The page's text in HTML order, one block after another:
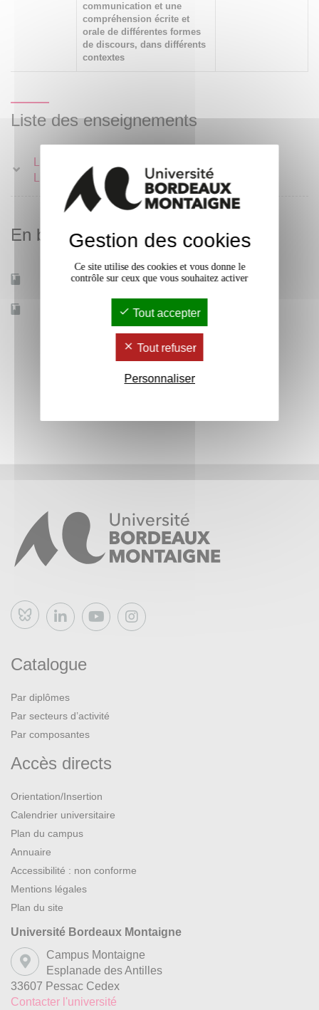
communication et une
compréhension écrite et
orale de différentes formes
de discours, dans différents
contextes
Liste des enseignements
Langue orale :
Laboratoire et oral
En bref
Mobilité d'études Oui
Accessible à distance Non
Bluesky
Catalogue
Par diplômes
Par secteurs d’activité
Par composantes
Accès directs
Orientation/Insertion
Calendrier universitaire
Plan du campus
Annuaire
Accessibilité : non conforme
Mentions légales
Plan du site
Université Bordeaux Montaigne
Campus Montaigne
Esplanade des Antilles
33607 Pessac Cedex
Contacter l'université
Gestion des cookies
Ce site utilise des cookies et vous donne le
contrôle sur ceux que vous souhaitez activer
Tout accepter
Tout refuser
Personnaliser